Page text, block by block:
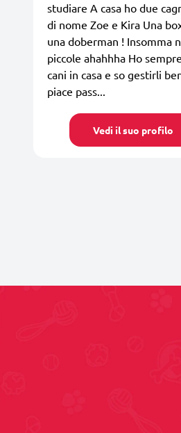
studiare A casa ho due
di nome Zoe e Kira Una
una doberman ! Insomma
piccole ahahhha Ho
cani in casa e so gestirli
piace pass...
Vedi il suo profilo